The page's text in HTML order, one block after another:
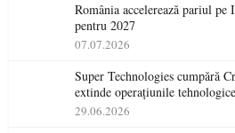
România accelerează pariul
pentru 2027
07.07.2026
Super Technologies cumpără
extinde operațiunile
29.06.2026